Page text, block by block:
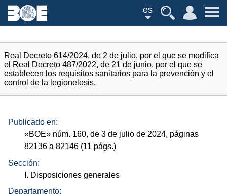
es
Real Decreto 614/2024, de 2 de julio, por el que se modifica
el Real Decreto 487/2022, de 21 de junio, por el que se
establecen los requisitos sanitarios para la prevención y el
control de la legionelosis.
Publicado en:
«BOE» núm. 160, de 3 de julio de 2024, páginas
82136 a 82146 (11 págs.)
Sección:
I. Disposiciones generales
Departamento: